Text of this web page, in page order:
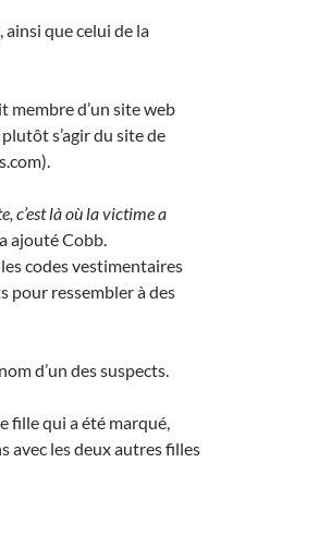
ainsi que celui de la
membre d’un site web
s’agir du site de
c’est là où la victime a
ajouté Cobb.
codes vestimentaires
pour ressembler à des
d’un des suspects.
fille qui a été marqué,
avec les deux autres filles